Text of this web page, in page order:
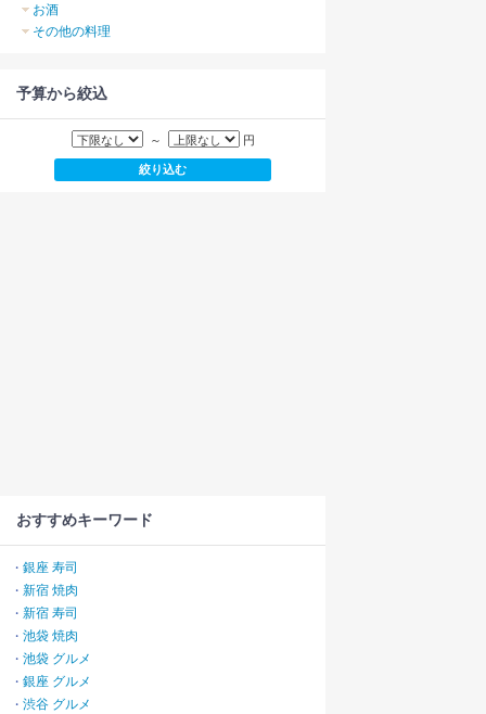
お酒
その他の料理
予算から絞込
～ 円
おすすめキーワード
・ 銀座 寿司
・ 新宿 焼肉
・ 新宿 寿司
・ 池袋 焼肉
・ 池袋 グルメ
・ 銀座 グルメ
・ 渋谷 グルメ